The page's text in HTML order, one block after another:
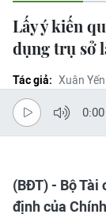
Lấy ý kiến
dụng trụ sở
Tác giả: Xuân Yến
0:00
(BĐT) - Bộ Tài
định của